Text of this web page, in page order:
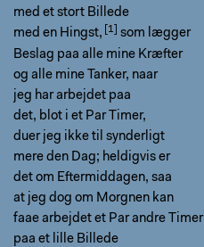
med et stort Billede
med en Hingst,
som lægger
Beslag paa alle mine Kræfter
og alle mine Tanker, naar
jeg har arbejdet paa
det, blot i et Par Timer,
duer jeg ikke til synderligt
mere den Dag; heldigvis er
det om Eftermiddagen, saa
at jeg dog om Morgnen kan
faae arbejdet et Par andre Timer
paa et lille Billede